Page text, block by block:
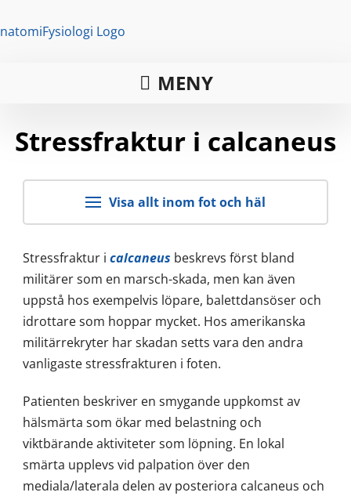
MENY
Stressfraktur i calcaneus
Visa allt inom fot och häl
Stressfraktur icalcaneus beskrevs först bland
militärer som en marsch-skada, men kan även
uppstå hos exempelvis löpare, balettdansöser och
idrottare som hoppar mycket. Hos amerikanska
militärrekryter har skadan setts vara den andra
vanligaste stressfrakturen i foten.
Patienten beskriver en smygande uppkomst av
hälsmärta som ökar med belastning och
viktbärande aktiviteter som löpning. En lokal
smärta upplevs vid palpation över den
mediala/laterala delen av posteriora calcaneus och